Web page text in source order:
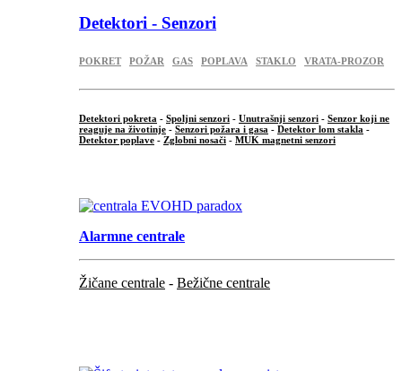
Detektori - Senzori
POKRET POŽAR GAS POPLAVA STAKLO VRATA-PROZOR
Detektori pokreta - Spoljni senzori - Unutrašnji senzori - Senzor koji ne
reaguje na životinje - Senzori požara i gasa - Detektor lom stakla -
Detektor poplave - Zglobni nosači - MUK magnetni senzori
Alarmne centrale
Žičane centrale - Bežične centrale